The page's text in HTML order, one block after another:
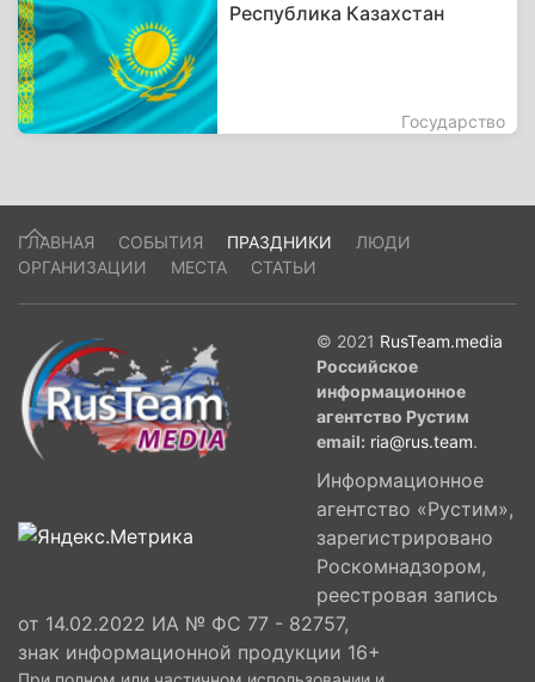
Республика Казахстан
Государство
ГЛАВНАЯ СОБЫТИЯ ПРАЗДНИКИ
ЛЮДИ
ОРГАНИЗАЦИИ
МЕСТА СТАТЬИ
© 2021 RusTeam.media
Российское
информационное
агентство Рустим
email: ria@rus.team.
Информационное
агентство «Рустим»,
зарегистрировано
Роскомнадзором,
реестровая запись
от 14.02.2022 ИА № ФС 77 - 82757,
знак информационной продукции 16+